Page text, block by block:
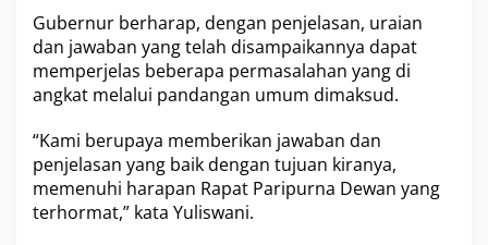
Gubernur berharap, dengan penjelasan, uraian
dan jawaban yang telah disampaikannya dapat
memperjelas beberapa permasalahan yang di
angkat melalui pandangan umum dimaksud.
“Kami berupaya memberikan jawaban dan
penjelasan yang baik dengan tujuan kiranya,
memenuhi harapan Rapat Paripurna Dewan yang
terhormat,” kata Yuliswani.